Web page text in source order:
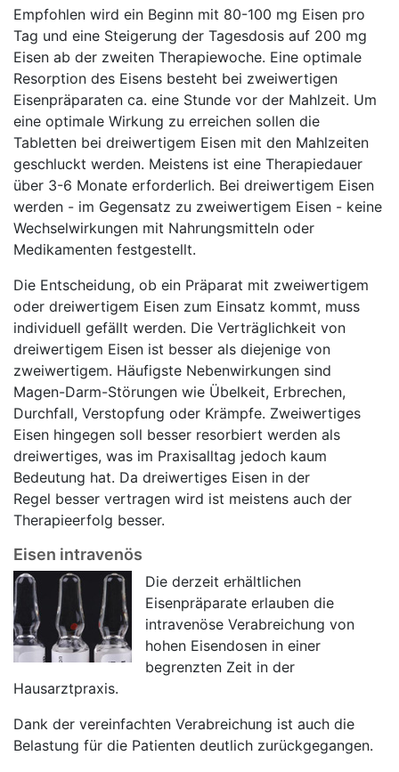
Empfohlen wird ein Beginn mit 80-100 mg Eisen pro
Tag und eine Steigerung der Tagesdosis auf 200 mg
Eisen ab der zweiten Therapiewoche. Eine optimale
Resorption des Eisens besteht bei zweiwertigen
Eisenpräparaten ca. eine Stunde vor der Mahlzeit. Um
eine optimale Wirkung zu erreichen sollen die
Tabletten bei dreiwertigem Eisen mit den Mahlzeiten
geschluckt werden. Meistens ist eine Therapiedauer
über 3-6 Monate erforderlich. Bei dreiwertigem Eisen
werden - im Gegensatz zu zweiwertigem Eisen - keine
Wechselwirkungen mit Nahrungsmitteln oder
Medikamenten festgestellt.
Die Entscheidung, ob ein Präparat mit zweiwertigem
oder dreiwertigem Eisen zum Einsatz kommt, muss
individuell gefällt werden. Die Verträglichkeit von
dreiwertigem Eisen ist besser als diejenige von
zweiwertigem. Häufigste Nebenwirkungen sind
Magen-Darm-Störungen wie Übelkeit, Erbrechen,
Durchfall, Verstopfung oder Krämpfe. Zweiwertiges
Eisen hingegen soll besser resorbiert werden als
dreiwertiges, was im Praxisalltag jedoch kaum
Bedeutung hat. Da dreiwertiges Eisen in der
Regel besser vertragen wird ist meistens auch der
Therapieerfolg besser.
Eisen intravenös
Die derzeit erhältlichen
Eisenpräparate erlauben die
intravenöse Verabreichung von
hohen Eisendosen in einer
begrenzten Zeit in der
Hausarztpraxis.
Dank der vereinfachten Verabreichung ist auch die
Belastung für die Patienten deutlich zurückgegangen.